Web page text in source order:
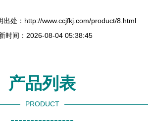
出处：http://www.ccjfkj.com/product/8.html
时间：2026-08-04 05:38:45
产品列表
PRODUCT
----------------